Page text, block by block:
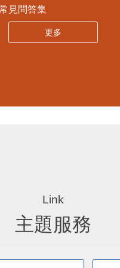
苗栗縣30人以下學校公告專區
嚴重特殊傳染性肺炎專區
主題服務